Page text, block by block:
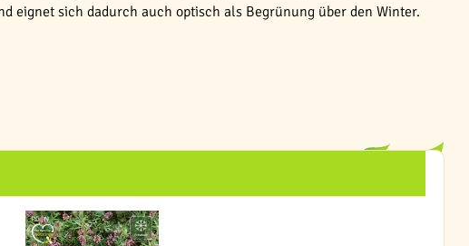
eignet sich dadurch auch optisch als Begrünung über den Winter.